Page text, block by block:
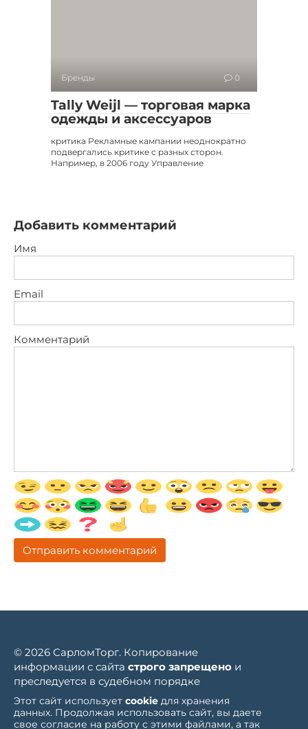
Бренды 0
Tally Weijl — торговая марка
одежды и аксессуаров
критика Рекламные кампании неоднократно
подвергались критике с разных сторон.
Например, в 2006 году Управление
Добавить комментарий
Имя
Email
Комментарий
© 2026 СарломТорг. Копирование
информации с сайта строго запрещено и
преследуется в судебном порядке
Этот сайт использует cookie для хранения
данных. Продолжая использовать сайт, вы даете
свое согласие на работу с этими файлами, а так